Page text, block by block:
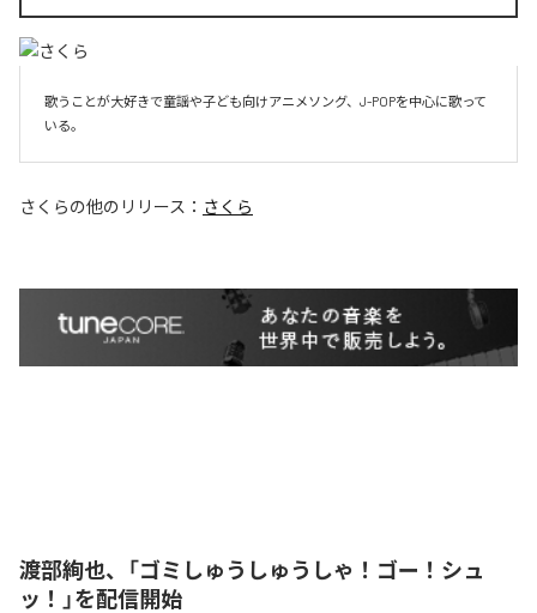
歌うことが大好きで童謡や子ども向けアニメソング、J-POPを中心に歌って
いる。
さくらの他のリリース： さくら
渡部絢也、「ゴミしゅうしゅうしゃ！ゴー！シュ
ッ！」を配信開始